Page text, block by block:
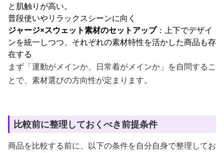
と肌触りが高い。
普段使いやリラックスシーンに向く
ジャージ×スウェット素材のセットアップ：上下でデザイ
ンを統一しつつ、それぞれの素材特性を活かした商品も存
在する
まず「運動がメインか、日常着がメインか」を自問するこ
とで、素材選びの方向性が定まります。
比較前に整理しておくべき前提条件
商品を比較する前に、以下の条件を自分自身で整理してお